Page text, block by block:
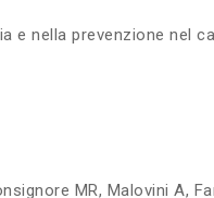
nella prevenzione nel
MR, Malovini